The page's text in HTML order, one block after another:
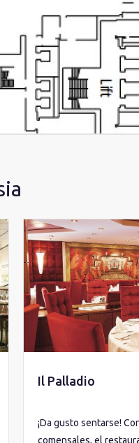
Il Palladio
¡Da gusto sentarse!
comensales, el